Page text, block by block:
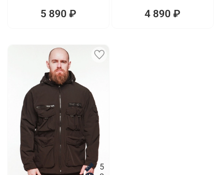
5 890 ₽ 4 890 ₽
5